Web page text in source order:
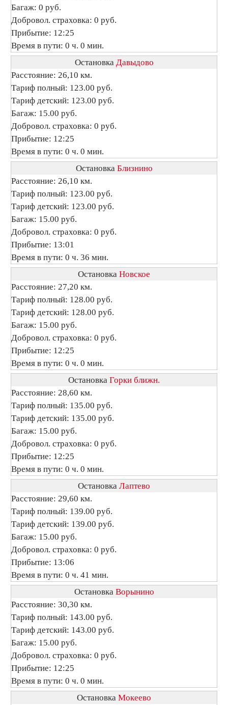
Багаж: 0 руб.
Добровол. страховка: 0 руб.
Прибытие: 12:25
Время в пути: 0 ч. 0 мин.
Остановка Давыдово
Расстояние: 26,10 км.
Тариф полный: 123.00 руб.
Тариф детский: 123.00 руб.
Багаж: 15.00 руб.
Добровол. страховка: 0 руб.
Прибытие: 12:25
Время в пути: 0 ч. 0 мин.
Остановка Близнино
Расстояние: 26,10 км.
Тариф полный: 123.00 руб.
Тариф детский: 123.00 руб.
Багаж: 15.00 руб.
Добровол. страховка: 0 руб.
Прибытие: 13:01
Время в пути: 0 ч. 36 мин.
Остановка Новское
Расстояние: 27,20 км.
Тариф полный: 128.00 руб.
Тариф детский: 128.00 руб.
Багаж: 15.00 руб.
Добровол. страховка: 0 руб.
Прибытие: 12:25
Время в пути: 0 ч. 0 мин.
Остановка Горки ближн.
Расстояние: 28,60 км.
Тариф полный: 135.00 руб.
Тариф детский: 135.00 руб.
Багаж: 15.00 руб.
Добровол. страховка: 0 руб.
Прибытие: 12:25
Время в пути: 0 ч. 0 мин.
Остановка Лаптево
Расстояние: 29,60 км.
Тариф полный: 139.00 руб.
Тариф детский: 139.00 руб.
Багаж: 15.00 руб.
Добровол. страховка: 0 руб.
Прибытие: 13:06
Время в пути: 0 ч. 41 мин.
Остановка Ворынино
Расстояние: 30,30 км.
Тариф полный: 143.00 руб.
Тариф детский: 143.00 руб.
Багаж: 15.00 руб.
Добровол. страховка: 0 руб.
Прибытие: 12:25
Время в пути: 0 ч. 0 мин.
Остановка Мокеево